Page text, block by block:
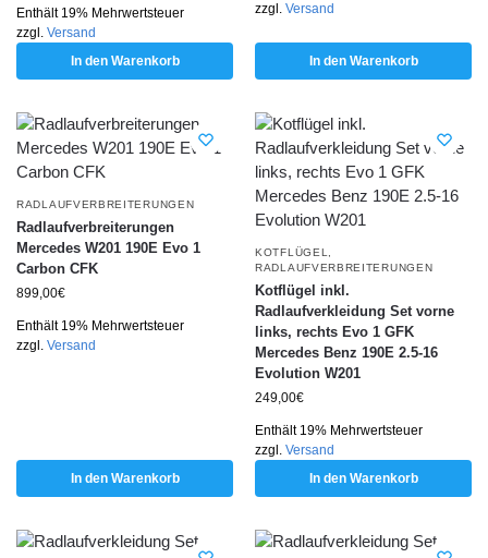
Enthält 19% Mehrwertsteuer
zzgl. Versand
In den Warenkorb
zzgl. Versand
In den Warenkorb
RADLAUFVERBREITERUNGEN
Radlaufverbreiterungen
Mercedes W201 190E Evo 1
Carbon CFK
899,00€
Enthält 19% Mehrwertsteuer
zzgl. Versand
In den Warenkorb
KOTFLÜGEL
RADLAUFVERBREITERUNGEN
Kotflügel inkl.
Radlaufverkleidung Set vorne
links, rechts Evo 1 GFK
Mercedes Benz 190E 2.5-16
Evolution W201
249,00€
Enthält 19% Mehrwertsteuer
zzgl. Versand
In den Warenkorb